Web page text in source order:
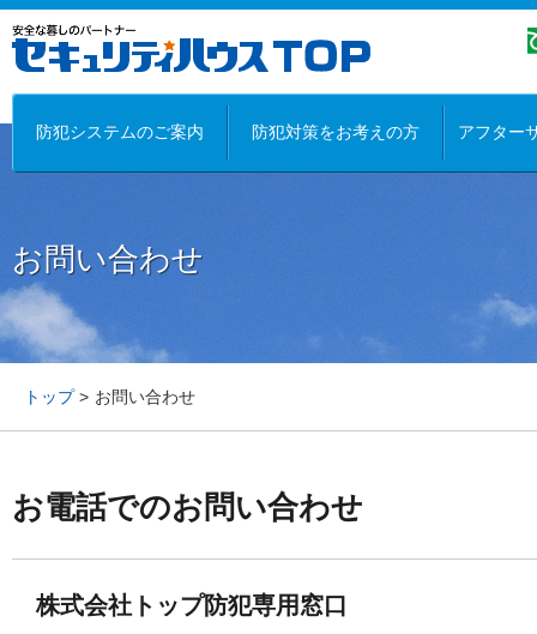
防犯システムのご案内 防犯対策をお考えの方 アフター
お問い合わせ
トップ お問い合わせ
お電話でのお問い合わせ
株式会社トップ防犯専用窓口